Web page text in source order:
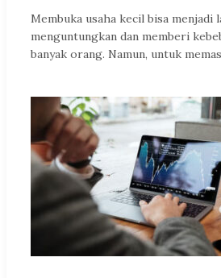
Membuka usaha kecil bisa menjadi
menguntungkan dan memberi
banyak orang. Namun, untuk